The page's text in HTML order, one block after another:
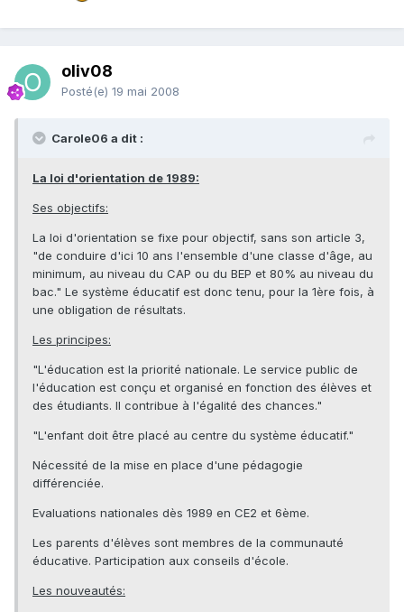
oliv08
Posté(e) 19 mai 2008
Carole06 a dit :
La loi d'orientation de 1989:
Ses objectifs:
La loi d'orientation se fixe pour objectif, sans son article 3,
"de conduire d'ici 10 ans l'ensemble d'une classe d'âge, au
minimum, au niveau du CAP ou du BEP et 80% au niveau du
bac." Le système éducatif est donc tenu, pour la 1ère fois, à
une obligation de résultats.
Les principes:
"L'éducation est la priorité nationale. Le service public de
l'éducation est conçu et organisé en fonction des élèves et
des étudiants. Il contribue à l'égalité des chances."
"L'enfant doit être placé au centre du système éducatif."
Nécessité de la mise en place d'une pédagogie
différenciée.
Evaluations nationales dès 1989 en CE2 et 6ème.
Les parents d'élèves sont membres de la communauté
éducative. Participation aux conseils d'école.
Les nouveautés: